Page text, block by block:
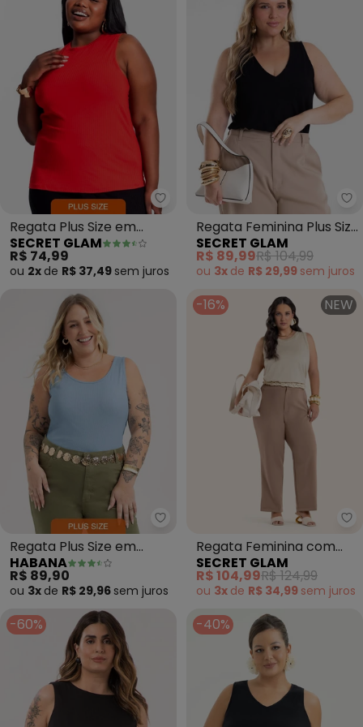
Secret Glam - Regata Plus
Regata Plus Size em
Ribana Canelada
(Laranja)
SECRET GLAM
R$ 74,99
ou 2x de R$ 37,49 sem juros
Regata Feminina Plus Size
(Preto)
SECRET GLAM
R$ 89,99R$ 104,99
ou 3x de R$ 29,99 sem juros
Habana - Regata Plus Size em
Regata Plus Size em
Canelado (Amarelo)
HABANA
R$ 89,90
ou 3x de R$ 29,96 sem juros
-16% NEW
Regata Feminina com
Retilinea (Bege)
SECRET GLAM
R$ 104,99R$ 124,99
ou 3x de R$ 34,99 sem juros
-60% -40%